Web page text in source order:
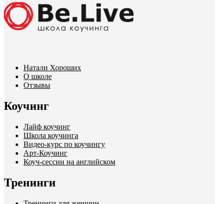
Натали Хороших
О школе
Отзывы
Коучинг
Лайф коучинг
Школа коучинга
Видео-курс по коучингу
Арт-Коучинг
Коуч-сессии на английском
Тренинги